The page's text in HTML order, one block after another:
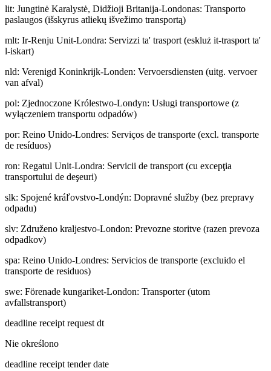
lit: Jungtinė Karalystė, Didžioji Britanija-Londonas: Transporto
paslaugos (išskyrus atliekų išvežimo transportą)
mlt: Ir-Renju Unit-Londra: Servizzi ta' trasport (eskluż it-trasport ta'
l-iskart)
nld: Verenigd Koninkrijk-Londen: Vervoersdiensten (uitg. vervoer
van afval)
pol: Zjednoczone Królestwo-Londyn: Usługi transportowe (z
wyłączeniem transportu odpadów)
por: Reino Unido-Londres: Serviços de transporte (excl. transporte
de resíduos)
ron: Regatul Unit-Londra: Servicii de transport (cu excepţia
transportului de deşeuri)
slk: Spojené kráľovstvo-Londýn: Dopravné služby (bez prepravy
odpadu)
slv: Združeno kraljestvo-London: Prevozne storitve (razen prevoza
odpadkov)
spa: Reino Unido-Londres: Servicios de transporte (excluido el
transporte de residuos)
swe: Förenade kungariket-London: Transporter (utom
avfallstransport)
deadline receipt request dt
Nie określono
deadline receipt tender date